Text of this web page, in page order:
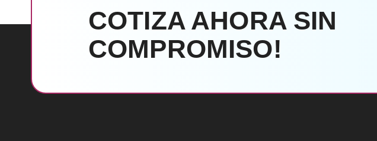
COTIZA AHORA SIN
COMPROMISO!